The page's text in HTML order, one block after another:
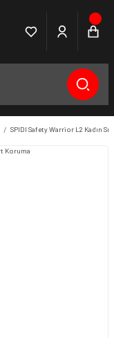
SPIDI Safety Warrior L2 Kadın